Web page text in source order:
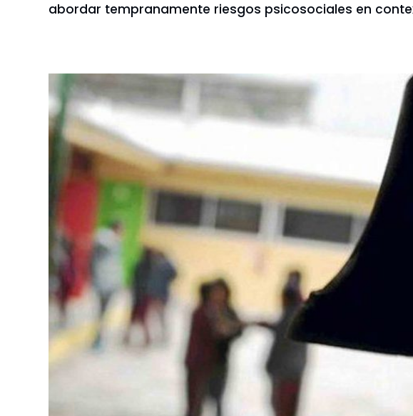
abordar tempranamente riesgos psicosociales en